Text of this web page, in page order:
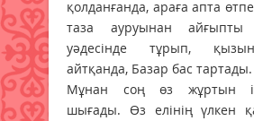
қолданғанда, араға апта
таза ауруынан айғыпты
уәдесінде тұрып,
айтқанда, Базар бас тартады.
Мұнан соң өз жұртын
шығады. Өз елінің үлкен